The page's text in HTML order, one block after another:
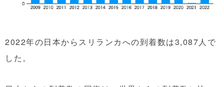
2022年の日本からスリランカへの到着数は3,087人で
した。